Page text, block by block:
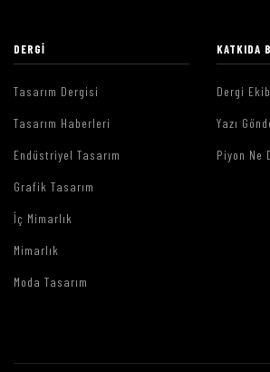
DERGI
Tasarım Dergisi
Tasarım Haberleri
Endüstriyel Tasarım
Grafik Tasarım
İç Mimarlık
Mimarlık
Moda Tasarım
KATKIDA
Dergi
Yazı
Piyon Ne